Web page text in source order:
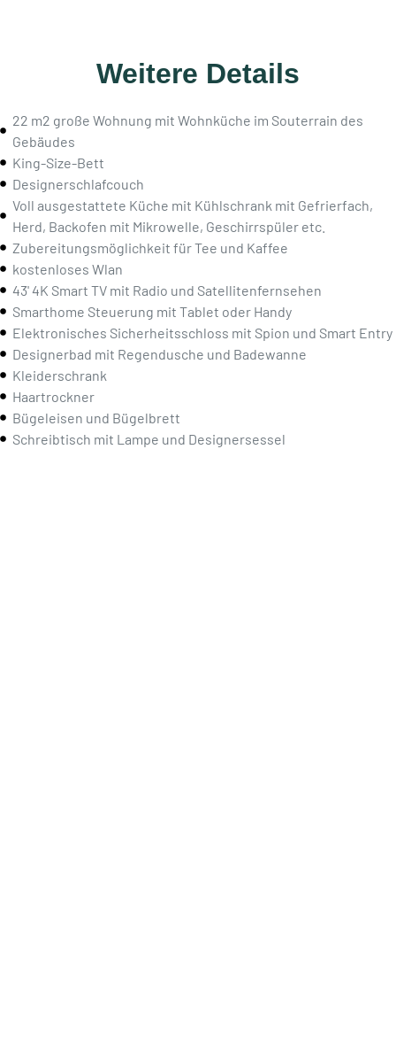
Weitere Details
22 m2 große Wohnung mit Wohnküche im Souterrain des
Gebäudes
King-Size-Bett
Designerschlafcouch
Voll ausgestattete Küche mit Kühlschrank mit Gefrierfach,
Herd, Backofen mit Mikrowelle, Geschirrspüler etc.
Zubereitungsmöglichkeit für Tee und Kaffee
kostenloses Wlan
43' 4K Smart TV mit Radio und Satellitenfernsehen
Smarthome Steuerung mit Tablet oder Handy
Elektronisches Sicherheitsschloss mit Spion und Smart Entry
Designerbad mit Regendusche und Badewanne
Kleiderschrank
Haartrockner
Bügeleisen und Bügelbrett
Schreibtisch mit Lampe und Designersessel